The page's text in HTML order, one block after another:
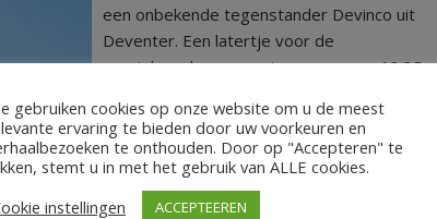
een onbekende tegenstander Devinco uit
Deventer. Een latertje voor de
oranjehemden aangezien ze pas om 18:35
LEES MEER
gebruiken cookies op onze website om u de meest
ervaring te bieden door uw voorkeuren en
te onthouden. Door op "Accepteren" te
stemt u in met het gebruik van ALLE cookies.
instellingen
ACCEPTEEREN